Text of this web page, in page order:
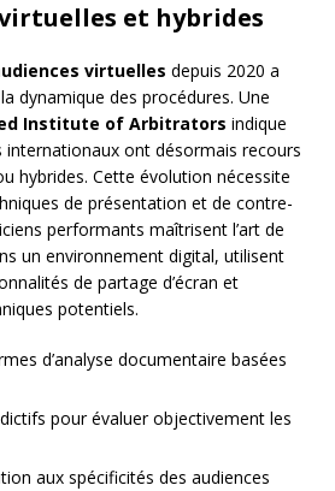
et hybrides
virtuelles depuis 2020 a
dynamique des procédures. Une
Institute of Arbitrators indique
internationaux ont désormais recours
hybrides. Cette évolution nécessite
de présentation et de contre-
performants maîtrisent l’art de
un environnement digital, utilisent
de partage d’écran et
potentiels.
d’analyse documentaire basées
pour évaluer objectivement les
aux spécificités des audiences